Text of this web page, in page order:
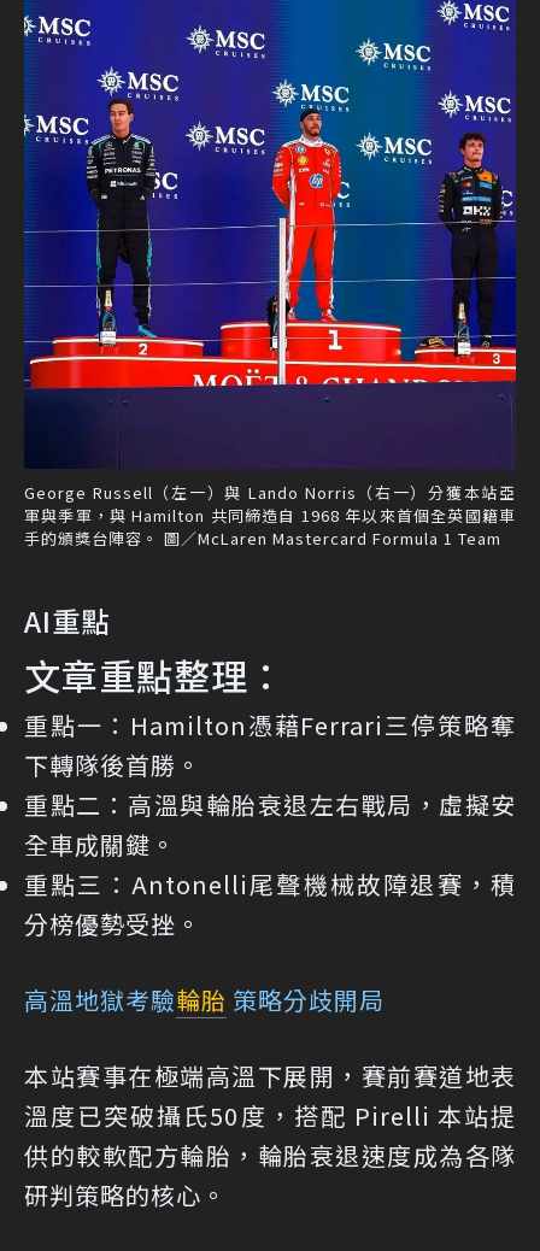
George Russell（左一）與 Lando Norris（右一）分獲本站亞
軍與季軍，與 Hamilton 共同締造自 1968 年以來首個全英國籍車
手的頒獎台陣容。 圖／McLaren Mastercard Formula 1 Team
AI重點
文章重點整理：
重點一： Hamilton憑藉Ferrari三停策略奪
下轉隊後首勝。
重點二： 高溫與輪胎衰退左右戰局，虛擬安
全車成關鍵。
重點三： Antonelli尾聲機械故障退賽，積
分榜優勢受挫。
高溫地獄考驗輪胎 策略分歧開局
本站賽事在極端高溫下展開，賽前賽道地表
溫度已突破攝氏50度，搭配 Pirelli 本站提
供的較軟配方輪胎，輪胎衰退速度成為各隊
研判策略的核心。